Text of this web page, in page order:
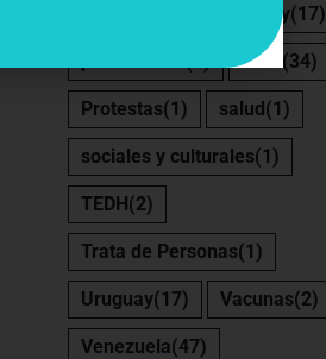
Paraguay(17)
Perú (34)
Protestas(1) salud(1)
sociales y culturales(1)
TEDH(2)
Trata de Personas(1)
Uruguay(17) Vacunas(2)
Venezuela(47)